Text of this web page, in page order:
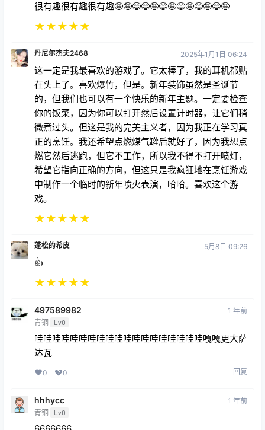
很有趣很有趣很有趣🤪🤪😄😄🤪😄🤪😄🤪😄🤪😄🤪
★★★★★
丹尼尔杰夫2468 2025年1月1日 06:24
这一定是我最喜欢的游戏了。它太棒了，我的耳机都贴
在头上了。喜欢爆竹，但是。新年装饰虽然是圣诞节
的，但我们也可以有一个快乐的新年主题。一定要检查
你的饭菜，因为你可以打开然后设置计时器，让它们稍
微煮过头。但这是我的完美主义者，因为我正在学习真
正的烹饪。我还希望点燃煤气罐后就好了，因为我想点
燃它然后逃跑，但它不工作，所以我不得不打开喷灯，
希望它指向正确的方向，但这只是我疯狂地在烹饪游戏
中制作一个临时的新年喷火表演，哈哈。喜欢这个游
戏。
★★★★★
蓬松的希皮 5月8日 09:26
👍
★★★★★
497589982
青铜 Lv0
1 年前
哇哇哇哇哇哇哇哇哇哇哇哇哇哇哇哇哇哇哇嘎嘎更大萨
达瓦
0 0 回复
hhhycc
青铜 Lv0
1 年前